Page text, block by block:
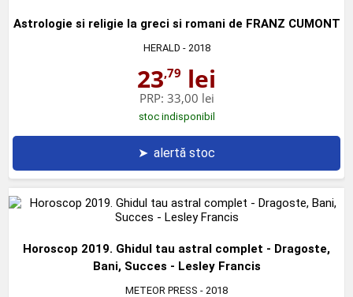
Astrologie si religie la greci si romani de FRANZ CUMONT
HERALD - 2018
23,79 lei
PRP: 33,00 lei
stoc indisponibil
➤ alertă stoc
Horoscop 2019. Ghidul tau astral complet - Dragoste,
Bani, Succes - Lesley Francis
METEOR PRESS - 2018